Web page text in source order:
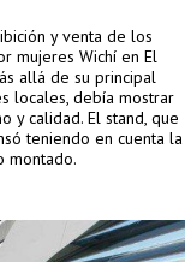
y venta de los
mujeres Wichí en El
allá de su principal
locales, debía mostrar
y calidad. El stand, que
teniendo en cuenta la
montado.